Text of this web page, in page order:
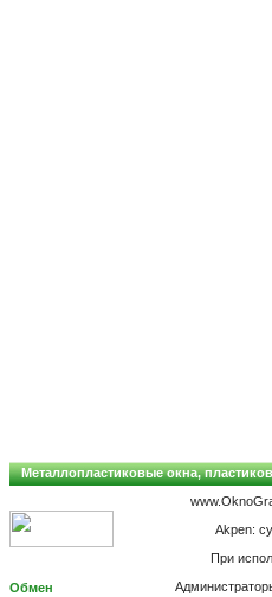
Металлопластиковые окна,
Akpen:
При
Обмен